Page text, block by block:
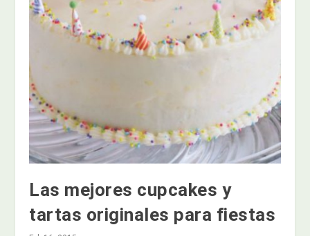
Las mejores cupcakes y
tartas originales para fiestas